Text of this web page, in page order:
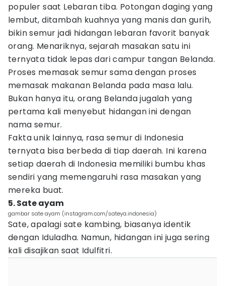
populer saat Lebaran tiba. Potongan daging yang
lembut, ditambah kuahnya yang manis dan gurih,
bikin semur jadi hidangan lebaran favorit banyak
orang. Menariknya, sejarah masakan satu ini
ternyata tidak lepas dari campur tangan Belanda.
Proses memasak semur sama dengan proses
memasak makanan Belanda pada masa lalu.
Bukan hanya itu, orang Belanda jugalah yang
pertama kali menyebut hidangan ini dengan
nama semur.
Fakta unik lainnya, rasa semur di Indonesia
ternyata bisa berbeda di tiap daerah. Ini karena
setiap daerah di Indonesia memiliki bumbu khas
sendiri yang memengaruhi rasa masakan yang
mereka buat.
5. Sate ayam
gambar sate ayam (instagram.com/sateya.indonesia)
Sate, apalagi sate kambing, biasanya identik
dengan Iduladha. Namun, hidangan ini juga sering
kali disajikan saat Idulfitri.